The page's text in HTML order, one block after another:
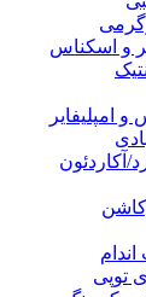
و اسکناس
و امپلیفایر
آکاردئون
توپی